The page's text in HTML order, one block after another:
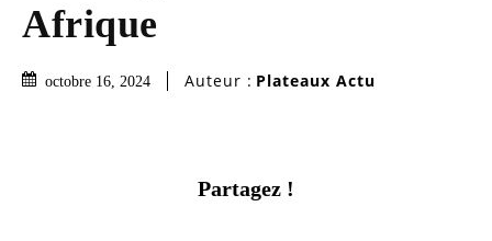
Afrique
octobre 16, 2024 Auteur : Plateaux Actu
Partagez !